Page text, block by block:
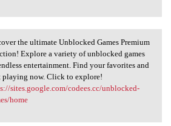
the ultimate
the ultimate Unblocked Games Premium
Explore a variety of unblocked games
entertainment. Find your favorites and
playing now. Click to explore!
sites.google.com/codees.cc/unblocked-
home